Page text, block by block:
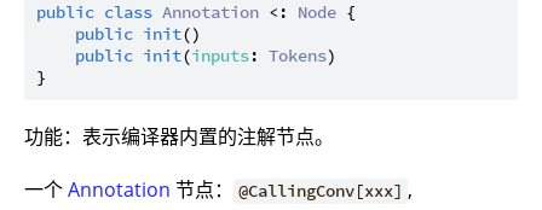
public class Annotation <: Node {
public init()
public init(inputs: Tokens)
功能：表示编译器内置的注解节点。
一个Annotation 节点： @CallingConv[xxx] ,